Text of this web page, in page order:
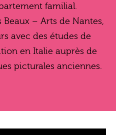
familial.
Beaux – Arts de Nantes,
avec des études de
en Italie auprès de
picturales anciennes.